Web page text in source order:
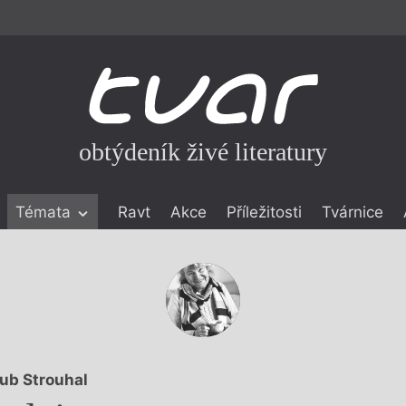
obtýdeník živé literatury
Témata Ravt Akce Příležitosti Tvárnice
Strouhal